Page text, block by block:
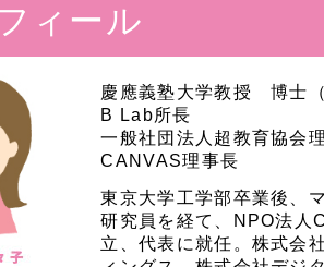
ィール
慶應義塾大学教授 博士
B Lab所長
一般社団法人超教育協会
CANVAS理事長
東京大学工学部卒業後、
研究員を経て、NPO法人
立、代表に就任。株式会